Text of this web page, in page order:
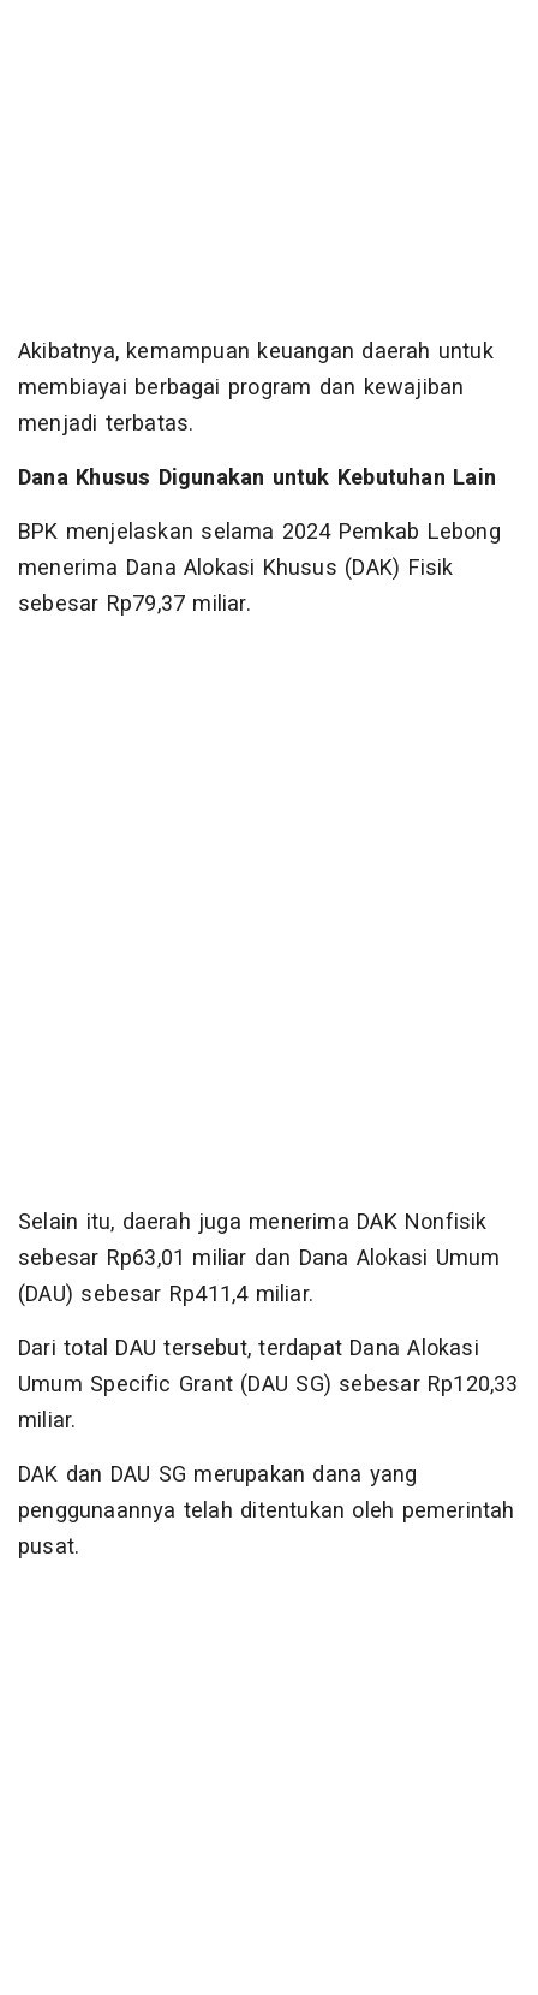
Akibatnya, kemampuan keuangan daerah untuk
membiayai berbagai program dan kewajiban
menjadi terbatas.
Dana Khusus Digunakan untuk Kebutuhan Lain
BPK menjelaskan selama 2024 Pemkab Lebong
menerima Dana Alokasi Khusus (DAK) Fisik
sebesar Rp79,37 miliar.
Selain itu, daerah juga menerima DAK Nonfisik
sebesar Rp63,01 miliar dan Dana Alokasi Umum
(DAU) sebesar Rp411,4 miliar.
Dari total DAU tersebut, terdapat Dana Alokasi
Umum Specific Grant (DAU SG) sebesar Rp120,33
miliar.
DAK dan DAU SG merupakan dana yang
penggunaannya telah ditentukan oleh pemerintah
pusat.